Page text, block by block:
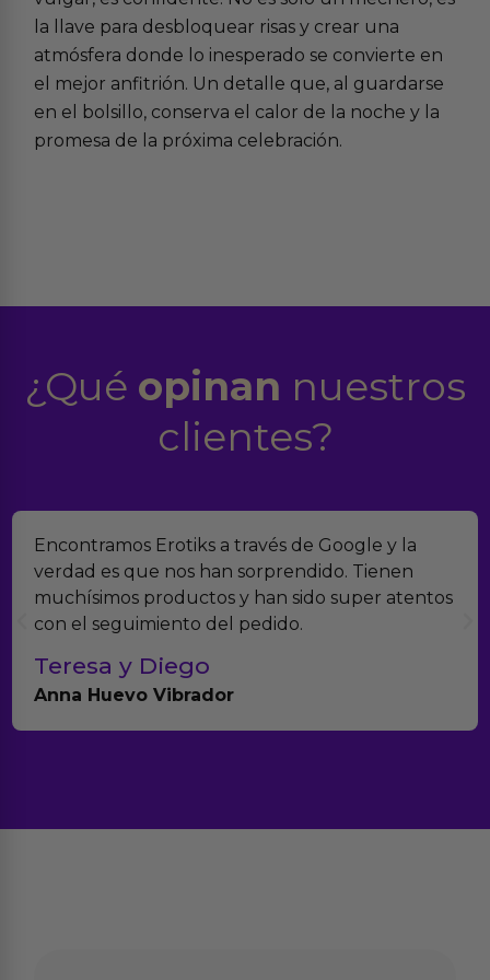
la llave para desbloquear risas y crear una
atmósfera donde lo inesperado se convierte en
el mejor anfitrión. Un detalle que, al guardarse
en el bolsillo, conserva el calor de la noche y la
promesa de la próxima celebración.
¿Qué opinan nuestros
clientes?
Encontramos Erotiks a través de Google y la
verdad es que nos han sorprendido. Tienen
muchísimos productos y han sido super atentos
con el seguimiento del pedido.
Teresa y Diego
Anna Huevo Vibrador